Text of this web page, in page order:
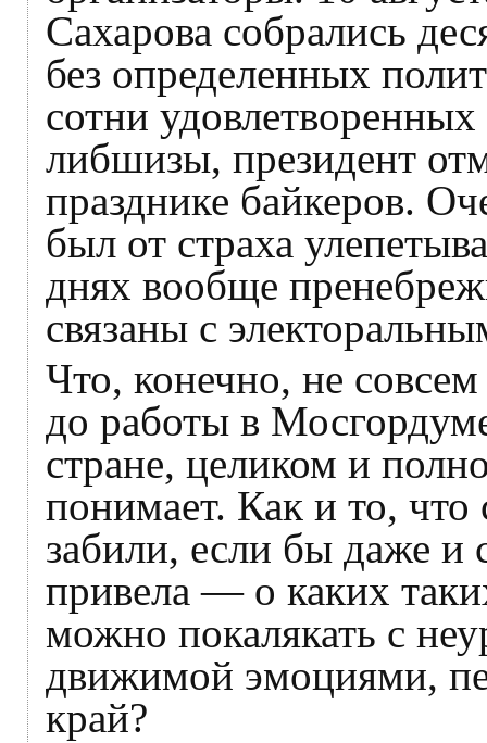
Сахарова собрались
без определенных
сотни
либшизы, президент
празднике байкеров.
был от страха
днях вообще
связаны с
Что, конечно, не
до работы в
стране, целиком и
понимает. Как и то,
забили, если бы даже и
привела — о каких
можно покалякать с
движимой эмоциями,
край?